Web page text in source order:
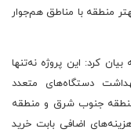
منطقه با مناطق هم‌جوار
کرد: این پروژه نه‌تنها
دستگاه‌های متعدد
منطقه جنوب شرق و منطقه
اضافی بابت خرید